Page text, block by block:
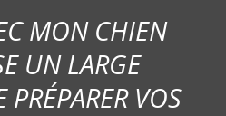
MON CHIEN
UN LARGE
VOS